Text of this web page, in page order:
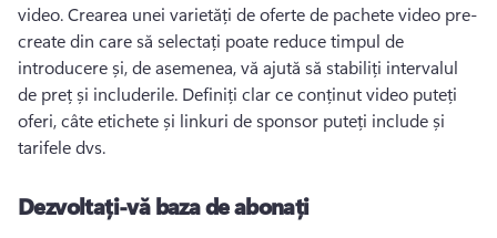
video. Crearea unei varietăți de oferte de pachete video pre-
create din care să selectați poate reduce timpul de
introducere și, de asemenea, vă ajută să stabiliți intervalul
de preț și includerile. Definiți clar ce conținut video puteți
oferi, câte etichete și linkuri de sponsor puteți include și
tarifele dvs.
Dezvoltați-vă baza de abonați